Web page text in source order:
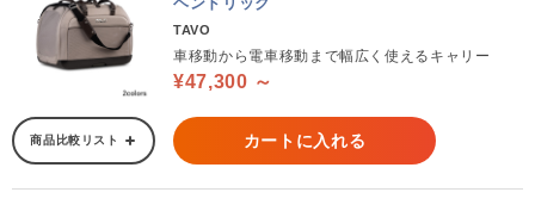
TAVO
車移動から電車移動まで幅広く使えるキャリー
¥47,300 ～
商品比較リスト カートに入れる